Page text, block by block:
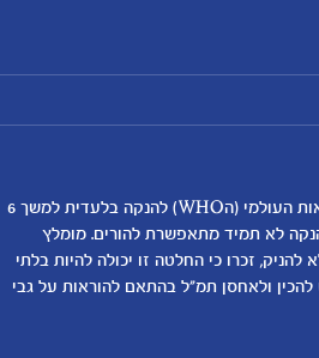
וגדילת התינוק
אנחנו מאמינים שהנקה היא ההתחלה התזונתית הטובה ביותר לתינוקות ותומכים באופן מלא בהמלצת ארגון הבריאות העולמי (הWHO) להנקה בלעדית למשך 6
לא תמיד מתאפשרת להורים. מומלץ
זכרו כי החלטה זו יכולה להיות בלתי
ולאחסן תמ"ל בהתאם להוראות על גבי